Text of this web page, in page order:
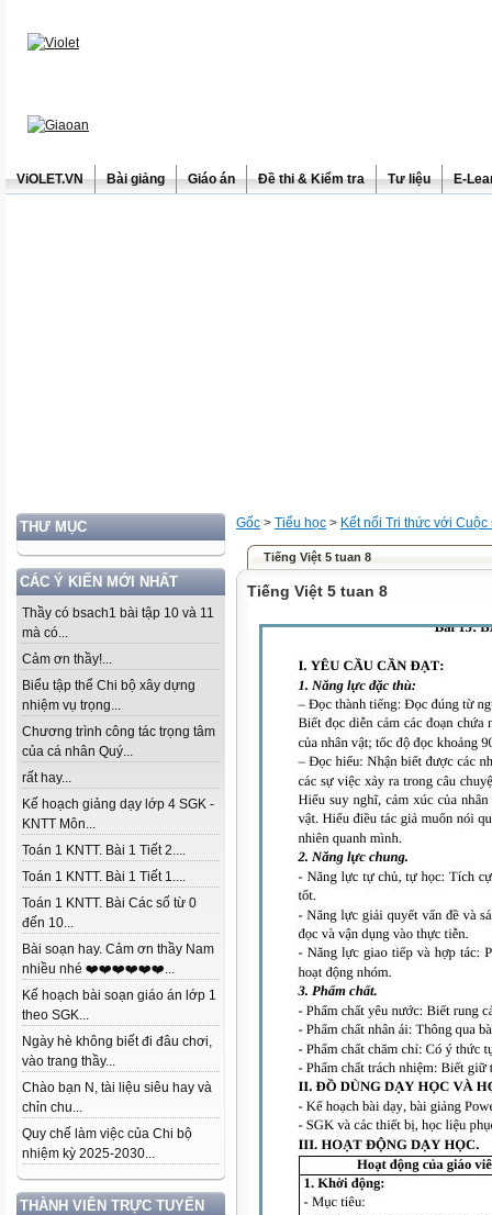
ViOLET.VN Bài giảng Giáo án Đề thi & Kiểm tra Tư liệu E-
THƯ MỤC
CÁC Ý KIẾN MỚI NHẤT
Thầy có bsach1 bài tập 10 và 11
mà có...
Cảm ơn thầy!...
Biểu tập thể Chi bộ xây dựng
nhiệm vụ trọng...
Chương trình công tác trọng tâm
của cá nhân Quý...
rất hay...
Kế hoạch giảng dạy lớp 4 SGK -
KNTT Môn...
Toán 1 KNTT. Bài 1 Tiết 2....
Toán 1 KNTT. Bài 1 Tiết 1....
Toán 1 KNTT. Bài Các số từ 0
đến 10...
Bài soạn hay. Cảm ơn thầy Nam
nhiều nhé ❤️❤️❤️❤️❤️❤️...
Kế hoạch bài soạn giáo án lớp 1
theo SGK...
Ngày hè không biết đi đâu chơi,
vào trang thầy...
Chào bạn N, tài liệu siêu hay và
chỉn chu...
Quy chế làm việc của Chi bộ
nhiệm kỳ 2025-2030...
THÀNH VIÊN TRỰC TUYẾN
Gốc > Tiểu học > Kết nối Tri thức với Cuộc
Tiếng Việt 5 tuan 8
Tiếng Việt 5 tuan 8